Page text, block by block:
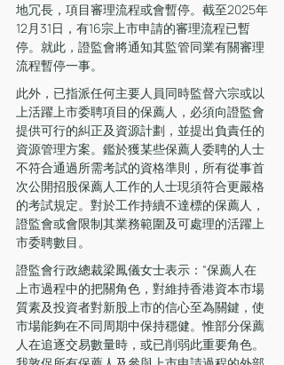
地冗長，項目審理流程或會暫停。截至2025年
12月31日，有16宗上市申請的審理流程已暫
停。就此，證監會將通知其監管同業有關審理
流程暫停一事。
此外，已指派任何主要人員同時監督六宗或以
上活躍上市委聘項目的保薦人，必須向證監會
提供可行的糾正及資源計劃，並提出負責任的
資源管理方案。鑑於獲某些保薦人委聘的人士
不符合通過所需考試的資格準則，所有從事首
次公開招股保薦人工作的人士現須符合更嚴格
的考試規定。對於工作持續不達標的保薦人，
證監會或會限制其業務範圍及可處理的活躍上
市委聘數目。
證監會行政總裁梁鳳儀女士表示：“保薦人在
上市過程中的把關角色，對維持香港資本市場
質素及投資者對新股上市的信心至為關鍵，使
市場能夠在不同周期中保持穩健。惟部分保薦
人在追逐交易數量時，或已削弱此重要角色。